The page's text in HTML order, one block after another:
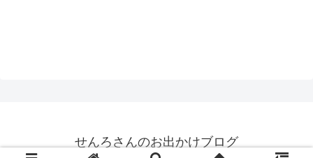
せんろさんのお出かけブログ